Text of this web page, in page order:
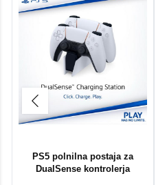
PS5 polnilna postaja za
DualSense kontrolerja